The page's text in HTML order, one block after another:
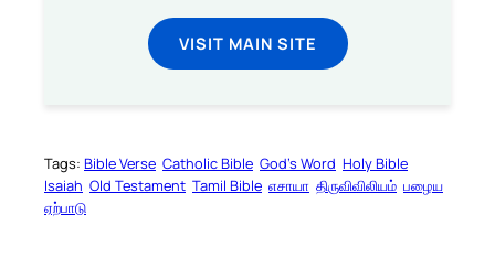
VISIT MAIN SITE
Tags: Bible Verse Catholic Bible God’s Word Holy Bible
Isaiah Old Testament Tamil Bible எசாயா திருவிவிலியம் பழைய
ஏற்பாடு